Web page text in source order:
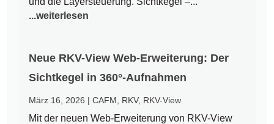
...weiterlesen
Neue RKV-View Web-Erweiterung: Der
Sichtkegel in 360°-Aufnahmen
März 16, 2026 |CAFM RKV, RKV-View
Mit der neuen Web-Erweiterung von RKV-View